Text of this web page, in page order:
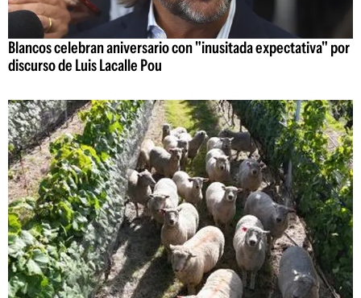
Blancos celebran aniversario con "inusitada expectativa" por
discurso de Luis Lacalle Pou